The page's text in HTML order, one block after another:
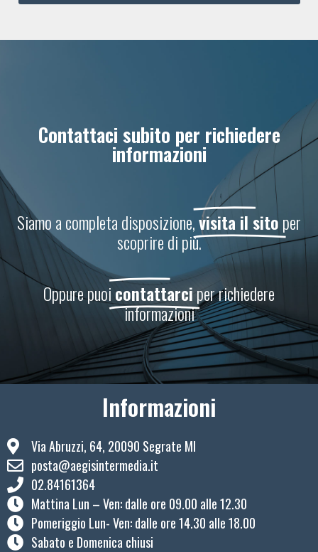
Contattaci subito per richiedere
informazioni
Siamo a completa disposizione,visita il sitoper
scoprire di più.
Oppure puoicontattarciper richiedere
informazioni
Informazioni
Via Abruzzi, 64, 20090 Segrate MI
posta@aegisintermedia.it
02.84161364
Mattina Lun – Ven: ​dalle ore 09.00 alle 12.30
Pomeriggio Lun- Ven: dalle ore 14.30 alle 18.00
Sabato e Domenica chiusi